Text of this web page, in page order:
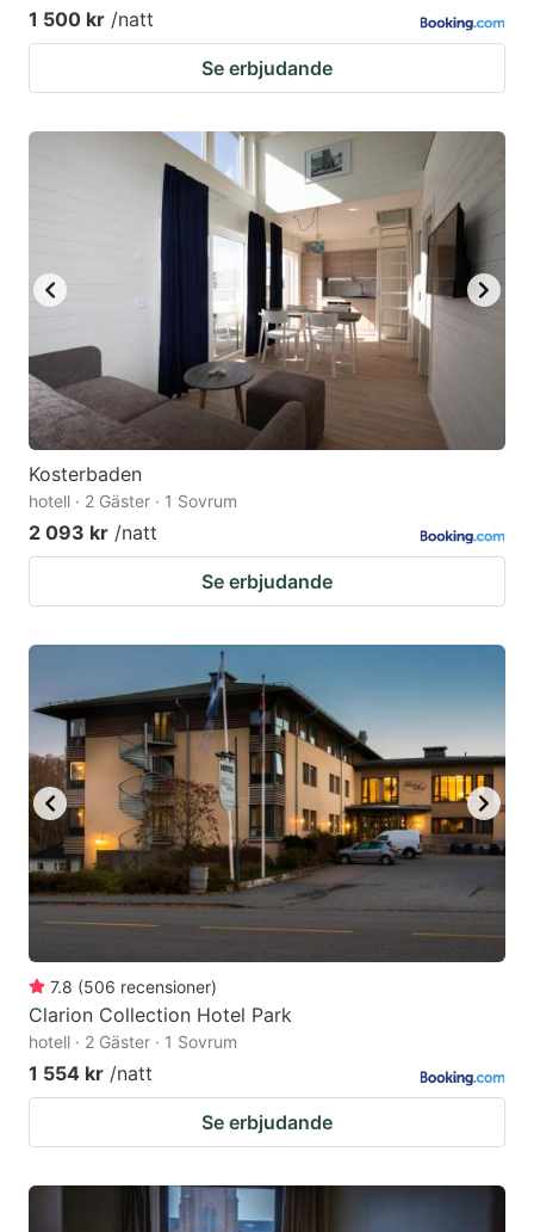
1 500 kr /natt
Se erbjudande
Kosterbaden
hotell · 2 Gäster · 1 Sovrum
2 093 kr /natt
Se erbjudande
7.8 (506 recensioner)
Clarion Collection Hotel Park
hotell · 2 Gäster · 1 Sovrum
1 554 kr /natt
Se erbjudande